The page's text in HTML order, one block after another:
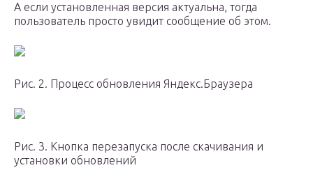
А если установленная версия актуальна, тогда
пользователь просто увидит сообщение об этом.
Рис. 2. Процесс обновления Яндекс.Браузера
Рис. 3. Кнопка перезапуска после скачивания и
установки обновлений